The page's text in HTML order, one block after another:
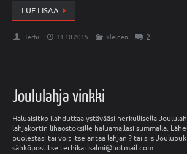
LUE LISÄÄ
Terhi 31.10.2015 Yleinen 2
Joululahja vinkki
Haluaisitko ilahduttaa ystävääsi herkullisella
lahjakortin lihaostoksille haluamallasi summalla.
puolestasi tai voit itse antaa lahjan ? tai siis
sähköpostitse terhikarisalmi@hotmail.com